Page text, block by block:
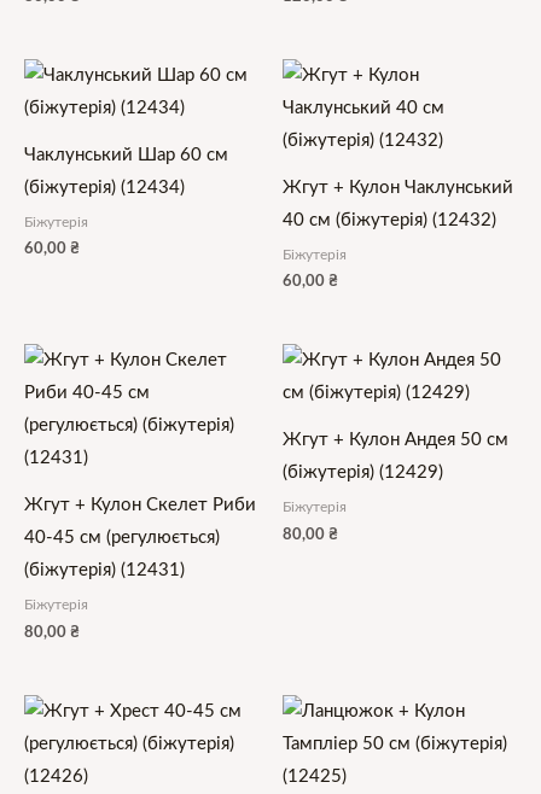
Чаклунський Шар 60 см
(біжутерія) (12434)
Біжутерія
60,00 ₴
Жгут + Кулон Чаклунський
40 см (біжутерія) (12432)
Біжутерія
60,00 ₴
Жгут + Кулон Скелет Риби
40-45 см (регулюється)
(біжутерія) (12431)
Біжутерія
80,00 ₴
Жгут + Кулон Андея 50 см
(біжутерія) (12429)
Біжутерія
80,00 ₴